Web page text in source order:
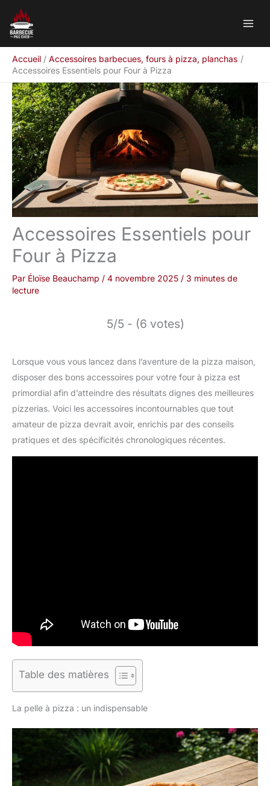
contenu
Accueil
Accessoires barbecues, fours à pizza, planchas
Accessoires Essentiels pour Four à Pizza
Accessoires Essentiels pour
Four à Pizza
Par Éloïse Beauchamp / 4 novembre 2025 / 3 minutes de
lecture
5/5 - (6 votes)
Lorsque vous vous lancez dans l’aventure de la pizza maison,
disposer des bons accessoires pour votre four à pizza est
primordial afin d’atteindre des résultats dignes des meilleures
pizzerias. Voici les accessoires incontournables que tout
amateur de pizza devrait avoir, enrichis par des conseils
pratiques et des spécificités chronologiques récentes.
Table des matières
La pelle à pizza : un indispensable
Rechercher